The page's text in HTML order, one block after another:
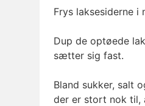
Frys laksesiderne i
Dup de optøede
sætter sig fast.
Bland sukker, salt
der er stort nok til,